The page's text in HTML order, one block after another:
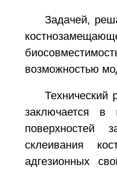
Задачей,
возможностью
Технический
заключается в
поверхностей
склеивания
адгезионных